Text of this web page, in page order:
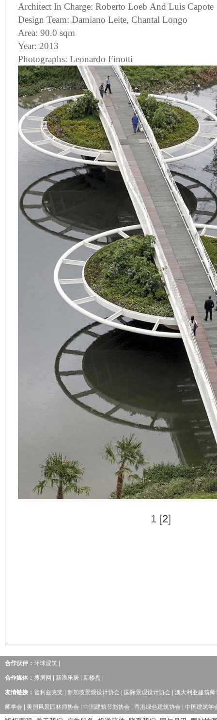
Architect In Charge: Roberto Loeb And Luis Capote
Design Team: Damiano Leite, Chantal Longo
Area: 90.0 sqm
Year: 2013
Photographs: Leonardo Finotti
1 [2]
合作伙伴： 环球观筑
合作媒体： 搜房网 新浪乐居 新楼盘
友情链接： 普利兹克奖 新加坡景观设计协会 国际景观设计协会 澳大利亚建筑师
师学会 美国风景园林师协会 中国建筑节能协会 香港绿色建筑协会 中国建筑学